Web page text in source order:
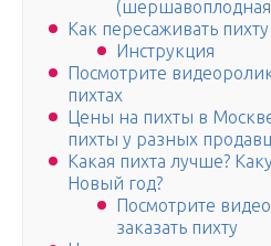
Как пересаживать пихту
Инструкция
Посмотрите
пихтах
Цены на пихты в
пихты у разных
Какая пихта лучше?
Новый год?
Посмотрите
заказать пихту